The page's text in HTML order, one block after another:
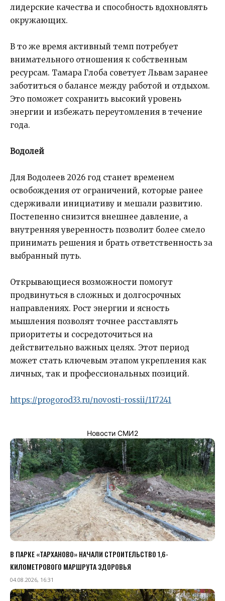
лидерские качества и способность вдохновлять
окружающих.
В то же время активный темп потребует
внимательного отношения к собственным
ресурсам. Тамара Глоба советует Львам заранее
заботиться о балансе между работой и отдыхом.
Это поможет сохранить высокий уровень
энергии и избежать переутомления в течение
года.
Водолей
Для Водолеев 2026 год станет временем
освобождения от ограничений, которые ранее
сдерживали инициативу и мешали развитию.
Постепенно снизится внешнее давление, а
внутренняя уверенность позволит более смело
принимать решения и брать ответственность за
выбранный путь.
Открывающиеся возможности помогут
продвинуться в сложных и долгосрочных
направлениях. Рост энергии и ясность
мышления позволят точнее расставлять
приоритеты и сосредоточиться на
действительно важных целях. Этот период
может стать ключевым этапом укрепления как
личных, так и профессиональных позиций.
https://progorod33.ru/novosti-rossii/117241
Новости СМИ2
В ПАРКЕ «ТАРХАНОВО» НАЧАЛИ СТРОИТЕЛЬСТВО 1,6-
КИЛОМЕТРОВОГО МАРШРУТА ЗДОРОВЬЯ
04.08.2026, 16:31